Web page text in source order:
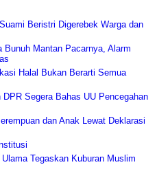
Beristri Digerebek Warga dan
Bunuh Mantan Pacarnya, Alarm
Halal Bukan Berarti Semua
Segera Bahas UU Pencegahan
dan Anak Lewat Deklarasi
Tegaskan Kuburan Muslim